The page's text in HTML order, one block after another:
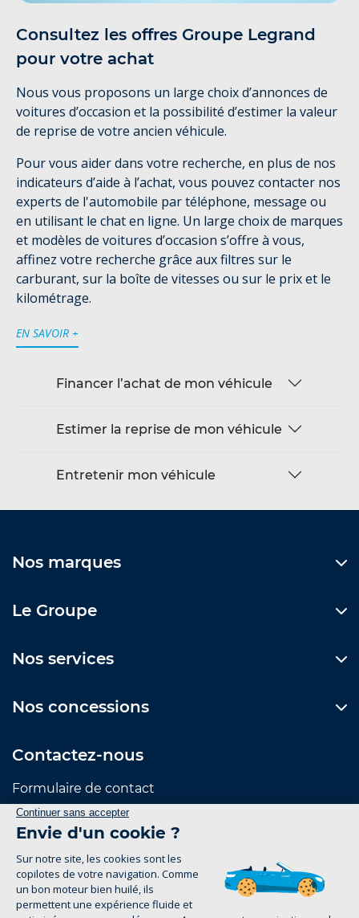
Consultez les offres Groupe Legrand
pour votre achat
Nous vous proposons un large choix d’annonces de
voitures d’occasion et la possibilité d’estimer la valeur
de reprise de votre ancien véhicule.
Pour vous aider dans votre recherche, en plus de nos
indicateurs d’aide à l’achat, vous pouvez contacter nos
experts de l'automobile par téléphone, message ou
en utilisant le chat en ligne. Un large choix de marques
et modèles de voitures d’occasion s’offre à vous,
affinez votre recherche grâce aux filtres sur le
carburant, sur la boîte de vitesses ou sur le prix et le
kilométrage.
EN SAVOIR +
Financer l’achat de mon véhicule
Estimer la reprise de mon véhicule
Entretenir mon véhicule
Nos marques
Le Groupe
Nos services
Nos concessions
Contactez-nous
Formulaire de contact
Suivez-nous
Mentions Légales
Politique de confidentialité